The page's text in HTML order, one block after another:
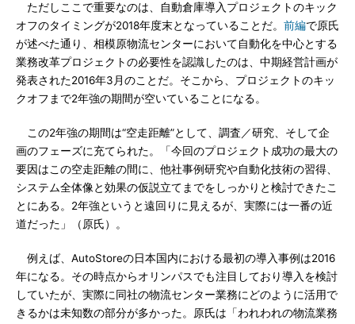
ただしここで重要なのは、自動倉庫導入プロジェクトのキック
オフのタイミングが2018年度末となっていることだ。 前編で原氏
が述べた通り、相模原物流センターにおいて自動化を中心とする
業務改革プロジェクトの必要性を認識したのは、中期経営計画が
発表された2016年3月のことだ。そこから、プロジェクトのキッ
クオフまで2年強の期間が空いていることになる。
この2年強の期間は“空走距離”として、調査／研究、そして企
画のフェーズに充てられた。「今回のプロジェクト成功の最大の
要因はこの空走距離の間に、他社事例研究や自動化技術の習得、
システム全体像と効果の仮説立てまでをしっかりと検討できたこ
とにある。2年強というと遠回りに見えるが、実際には一番の近
道だった」（原氏）。
例えば、AutoStoreの日本国内における最初の導入事例は2016
年になる。その時点からオリンパスでも注目しており導入を検討
していたが、実際に同社の物流センター業務にどのように活用で
きるかは未知数の部分が多かった。原氏は「われわれの物流業務